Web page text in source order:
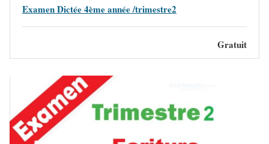
Examen Dictée 4ème année /trimestre2
Gratuit